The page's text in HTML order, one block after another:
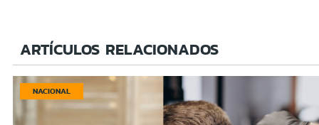
ARTÍCULOS RELACIONADOS
NACIONAL